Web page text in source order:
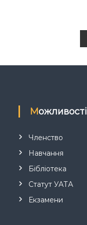
Можливості
Членство
Навчання
Бібліотека
Статут УАТА
Екзамени